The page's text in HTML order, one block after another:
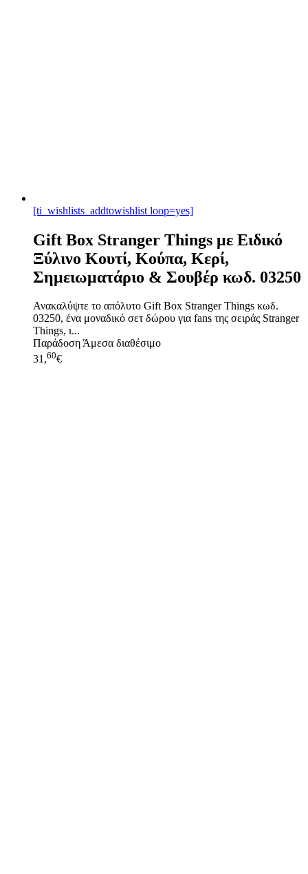
[ti_wishlists_addtowishlist loop=yes]
Gift Box Stranger Things με Ειδικό
Ξύλινο Κουτί, Κούπα, Κερί,
Σημειωματάριο & Σουβέρ κωδ. 03250
Ανακαλύψτε το απόλυτο Gift Box Stranger Things κωδ.
03250, ένα μοναδικό σετ δώρου για fans της σειράς Stranger
Things, ι...
ΠαράδοσηΆμεσα διαθέσιμο
31,60€